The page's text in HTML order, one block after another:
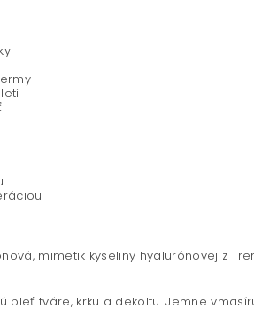
mimetik kyseliny hyalurónovej z
pleť tváre, krku a dekoltu. Jemne